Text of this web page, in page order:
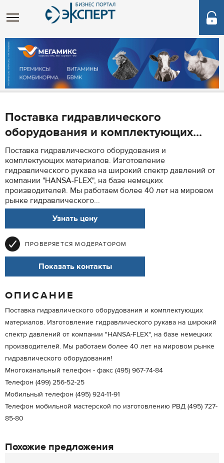
Поставка гидравлического
оборудования и комплектующих...
Поставка гидравлического оборудования и
комплектующих материалов. Изготовление
гидравлического рукава на широкий спектр давлений от
компании "HANSA-FLEX", на базе немецких
производителей. Мы работаем более 40 лет на мировом
рынке гидравлического...
Узнать цену
ПРОВЕРЯЕТСЯ МОДЕРАТОРОМ
Показать контакты
ОПИСАНИЕ
Поставка гидравлического оборудования и комплектующих
материалов. Изготовление гидравлического рукава на широкий
спектр давлений от компании "HANSA-FLEX", на базе немецких
производителей. Мы работаем более 40 лет на мировом рынке
гидравлического оборудования!
Многоканальный телефон - факс (495) 967-74-84
Телефон (499) 256-52-25
Мобильный телефон (495) 924-11-91
Телефон мобильной мастерской по изготовлению РВД (495) 727-
85-80
Похожие предложения